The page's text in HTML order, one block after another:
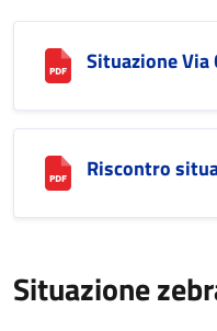
Situazione Via
Riscontro
Situazione